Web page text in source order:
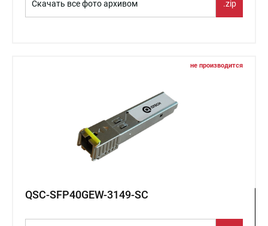
Скачать все фото архивом .zip
не производится
QSC-SFP40GEW-3149-SC